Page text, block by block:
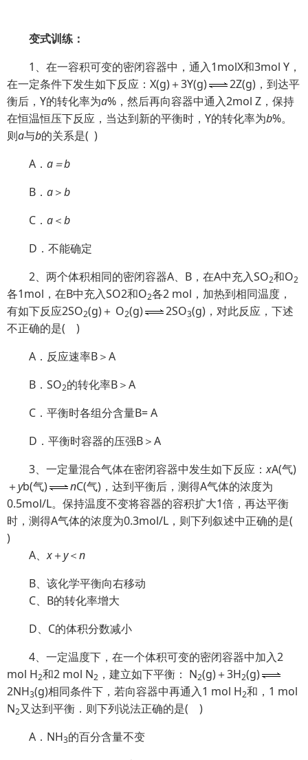
变式训练：
1、在一容积可变的密闭容器中，通入1molX和3mol Y，
在一定条件下发生如下反应：X(g)＋3Y(g)
2Z(g)，到达平
衡后，Y的转化率为a%，然后再向容器中通入2mol Z，保持
在恒温恒压下反应，当达到新的平衡时，Y的转化率为b%。
则a与b的关系是( )
A． a＝b
B． a＞b
C． a＜b
D．不能确定
2、两个体积相同的密闭容器A、B，在A中充入SO2和O2
各1mol，在B中充入SO2和O2各2 mol，加热到相同温度，
有如下反应2SO2(g)＋ O2(g) 2SO3(g)，对此反应，下述
不正确的是( )
A．反应速率B＞A
B．SO2的转化率B＞A
C．平衡时各组分含量B= A
D．平衡时容器的压强B＞A
3、一定量混合气体在密闭容器中发生如下反应：xA(气)
＋yb(气) nC(气)，达到平衡后，测得A气体的浓度为
0.5mol/L。保持温度不变将容器的容积扩大1倍，再达平衡
时，测得A气体的浓度为0.3mol/L，则下列叙述中正确的是(
)
A、x＋y＜n
B、该化学平衡向右移动
C、B的转化率增大
D、C的体积分数减小
4、一定温度下，在一个体积可变的密闭容器中加入2
mol H2和2 mol N2 ，建立如下平衡： N2(g)＋3H2(g)
2NH3(g)相同条件下，若向容器中再通入1 mol H2和，1 mol
N2又达到平衡．则下列说法正确的是( )
A．NH3的百分含量不变